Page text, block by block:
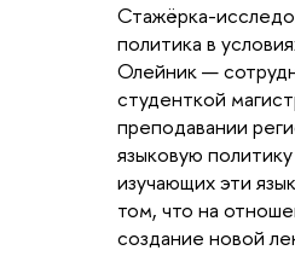
Стажёрка-
политика в
Олейник —
студенткой
преподавании
языковую
изучающих эти
том, что на
создание новой